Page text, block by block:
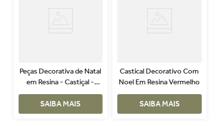
Peças Decorativa de Natal
em Resina - Castiçal -
Vermelho
SAIBA MAIS
Castical Decorativo Com
Noel Em Resina Vermelho
SAIBA MAIS